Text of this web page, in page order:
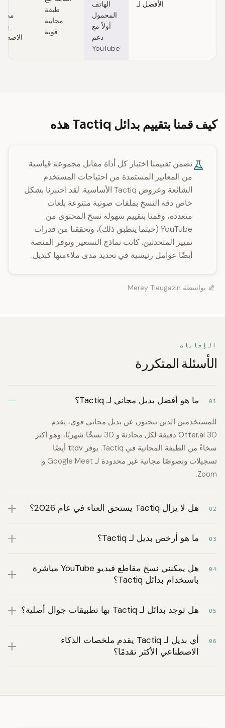
الأفضل لـ
الهاتف
المحمول
أولاً مع
دعم
YouTube
طبقة
مجانية
قوية
كيف قمنا بتقييم بدائل Tactiq هذه
تضمن تقييمنا اختبار كل أداة مقابل مجموعة قياسية
من المعايير المستمدة من احتياجات المستخدم
الشائعة وعروض Tactiq الأساسية. لقد اختبرنا بشكل
خاص دقة النسخ بملفات صوتية متنوعة بلغات
متعددة، وقمنا بتقييم سهولة نسخ المحتوى من
YouTube (حيثما ينطبق ذلك)، وتحققنا من قدرات
تمييز المتحدثين. كانت نماذج التسعير وتوفر المنصة
أيضًا عوامل رئيسية في تحديد مدى ملاءمتها كبديل.
بواسطة Merey Tleugazin
الإجابات
الأسئلة المتكررة
01 ما هو أفضل بديل مجاني لـ Tactiq؟
للمستخدمين الذين يبحثون عن بديل مجاني قوي، يقدم
Otter.ai
30 دقيقة لكل محادثة و 30 نسخًا شهريًا، وهو أكثر
سخاءً من الطبقة المجانية في Tactiq. يوفر
tl;dv أيضًا
تسجيلات ونصوصًا مجانية غير محدودة لـ Google Meet و
Zoom.
02 هل لا يزال Tactiq يستحق العناء في عام 2026؟
03 ما هو أرخص بديل لـ Tactiq؟
04
هل يمكنني نسخ مقاطع فيديو YouTube مباشرة
باستخدام بدائل Tactiq؟
05 هل توجد بدائل لـ Tactiq بها تطبيقات جوال أصلية؟
06
أي بديل لـ Tactiq يقدم ملخصات الذكاء
الاصطناعي الأكثر تقدمًا؟